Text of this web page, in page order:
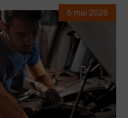
5 mai 2026